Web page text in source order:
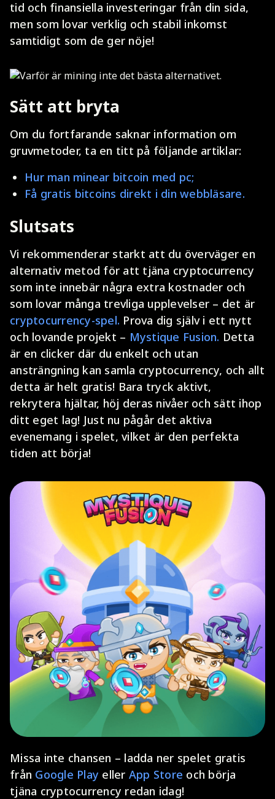
tid och finansiella investeringar från din sida,
men som lovar verklig och stabil inkomst
samtidigt som de ger nöje!
Sätt att bryta
Om du fortfarande saknar information om
gruvmetoder, ta en titt på följande artiklar:
Hur man minear bitcoin med pc;
Få gratis bitcoins direkt i din webbläsare.
Slutsats
Vi rekommenderar starkt att du överväger en
alternativ metod för att tjäna cryptocurrency
som inte innebär några extra kostnader och
som lovar många trevliga upplevelser – det är
cryptocurrency-spel. Prova dig själv i ett nytt
och lovande projekt – Mystique Fusion. Detta
är en clicker där du enkelt och utan
ansträngning kan samla cryptocurrency, och allt
detta är helt gratis! Bara tryck aktivt,
rekrytera hjältar, höj deras nivåer och sätt ihop
ditt eget lag! Just nu pågår det aktiva
evenemang i spelet, vilket är den perfekta
tiden att börja!
Missa inte chansen – ladda ner spelet gratis
från Google Play eller App Store och börja
tjäna cryptocurrency redan idag!